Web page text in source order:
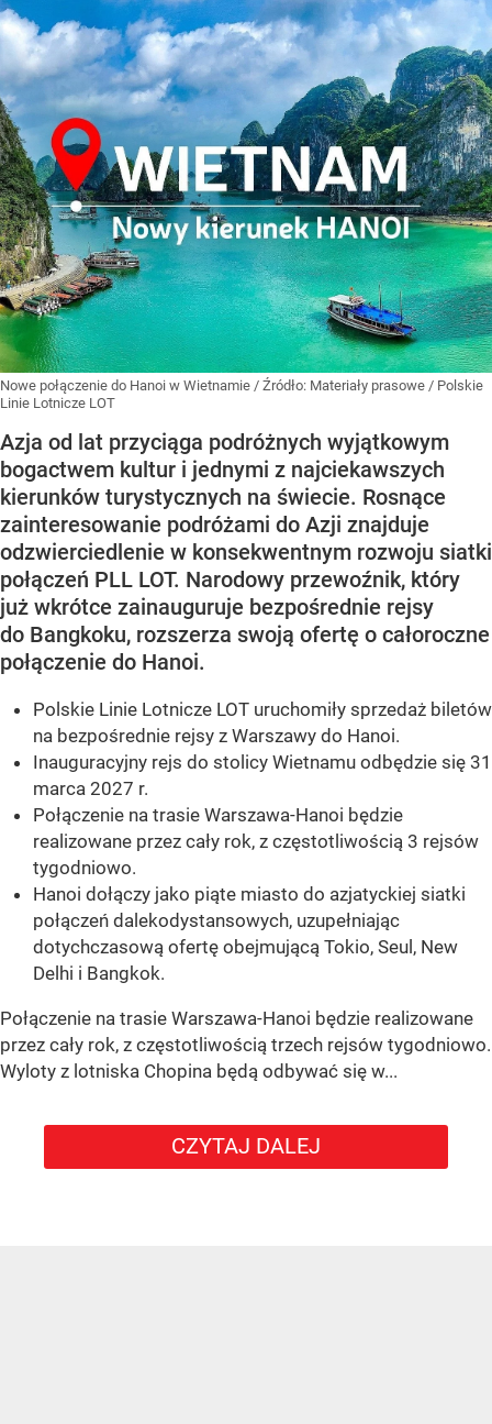
Nowe połączenie do Hanoi w Wietnamie / Źródło: Materiały prasowe / Polskie
Linie Lotnicze LOT
Azja od lat przyciąga podróżnych wyjątkowym
bogactwem kultur i jednymi z najciekawszych
kierunków turystycznych na świecie. Rosnące
zainteresowanie podróżami do Azji znajduje
odzwierciedlenie w konsekwentnym rozwoju siatki
połączeń PLL LOT. Narodowy przewoźnik, który
już wkrótce zainauguruje bezpośrednie rejsy
do Bangkoku, rozszerza swoją ofertę o całoroczne
połączenie do Hanoi.
Polskie Linie Lotnicze LOT uruchomiły sprzedaż biletów
na bezpośrednie rejsy z Warszawy do Hanoi.
Inauguracyjny rejs do stolicy Wietnamu odbędzie się 31
marca 2027 r.
Połączenie na trasie Warszawa-Hanoi będzie
realizowane przez cały rok, z częstotliwością 3 rejsów
tygodniowo.
Hanoi dołączy jako piąte miasto do azjatyckiej siatki
połączeń dalekodystansowych, uzupełniając
dotychczasową ofertę obejmującą Tokio, Seul, New
Delhi i Bangkok.
Połączenie na trasie Warszawa-Hanoi będzie realizowane
przez cały rok, z częstotliwością trzech rejsów tygodniowo.
Wyloty z lotniska Chopina będą odbywać się w...
CZYTAJ DALEJ